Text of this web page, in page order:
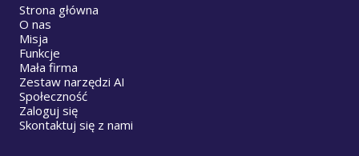
Strona główna
O nas
Misja
Funkcje
Mała firma
Zestaw narzędzi AI
Społeczność
Zaloguj się
Skontaktuj się z nami